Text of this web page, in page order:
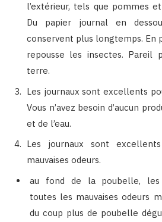
l’extérieur, tels que pommes
Du papier journal en
conservent plus longtemps. En
repousse les insectes. Pareil
terre.
Les journaux sont excellents
Vous n’avez besoin d’aucun
et de l’eau.
Les journaux sont
mauvaises odeurs.
au fond de la poubelle, les
toutes les mauvaises odeurs
du coup plus de poubelle